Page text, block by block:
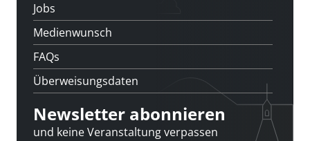
Jobs
Medienwunsch
FAQs
Überweisungsdaten
Newsletter abonnieren
und keine Veranstaltung verpassen